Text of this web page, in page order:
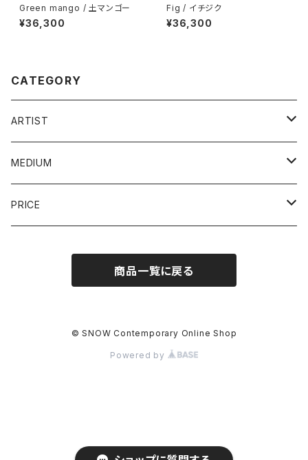
Green mango / 土マンゴー
¥36,300
Fig / イチジク
¥36,300
CATEGORY
ARTIST
YOSUKE AMEMIYA / 雨宮庸介
KOREHIKO HINO / 日野之彦
JUMBO SUZUKI / ジャンボスズキ
HISHAM AKIRA BHAROOCHA
YUMIKO SHINOZAKI / 篠崎裕美子
MEDIUM
painting / 絵画
sculpture / 彫刻
others / その他
PRICE
~100,000JPY
~300,000JPY
~5,000,000JPY
商品一覧に戻る
© SNOW Contemporary Online Shop
Powered by